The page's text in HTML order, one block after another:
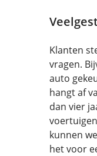
Klanten
vragen.
auto
hangt af
dan vier
kunnen
het voor